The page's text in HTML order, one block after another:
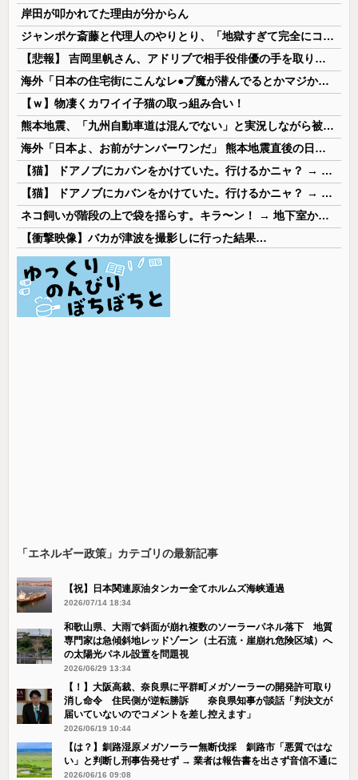
岸田が叩かれてた理由が分からん
ジャンポケ斎藤と代理人のやりとり、「地獄すぎて完全にコントになってる……」と衝撃を受ける人が続出中
【悲報】 吉岡里帆さん、アドリブで相手役俳優の手を取りお○ぱいに押し当てる
海外「日本の住宅街にこんなレ●プ魔が潜んでるとかマジかよ…さすがHENTAIの国…」
【ｗ】物凄くカワイイ子猫の取っ組み合い！
熊本地震、「九州自動車道は混んでない」と実況しながら被災地へ向かう有名アナなどに批判殺到 全国紙記者「最新の状況をいち早く伝えることは報道機関としての責務」「情報を取り上げることには大きな意義がある」
海外「日本よ、お前がナンバーワンだ」 熊本地震直後の日本の対応のスピードに世界が衝撃
【猫】 ドアノブにカバンをかけていた。行けるかニャ？ → 猫はこうなります…
【猫】 ドアノブにカバンをかけていた。行けるかニャ？ → 猫はこうなります…
ネコ飼いが階段の上で袋を揺らす。キラ〜ン！ → 地下室からヤツが現れる…
【衝撃映像】バカが津波を撮影しに行った結果…
「エネルギー政策」カテゴリの最新記事
【祝】日本関連原油タンカー全てホルムズ海峡通過
2026/07/14 18:34
和歌山県、大雨で斜面が崩れ複数のソーラーパネル落下 地質
専門家は急傾斜地レッドゾーン（土石流・崖崩れ危険区域）へ
の太陽光パネル設置を問題視
2026/06/29 13:34
【！】大阪高裁、奈良県に平群町メガソーラーの開発許可取り
消し命令 住民側が逆転勝訴 奈良県知事が談話「判決文が
届いていないのでコメントを差し控えます」
2026/06/19 10:44
【は？】釧路湿原メガソーラー無断伐採 釧路市「悪質ではな
い」と判断し刑事告発せず → 業者は報告書を出さず音信不通に
2026/06/16 09:08